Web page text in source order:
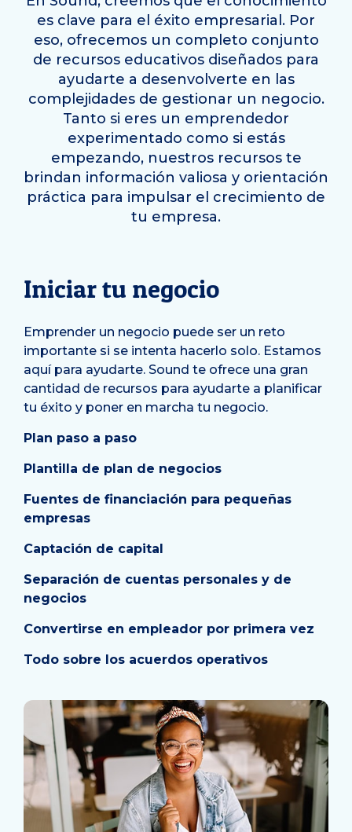
es clave para el éxito empresarial. Por
eso, ofrecemos un completo conjunto
de recursos educativos diseñados para
ayudarte a desenvolverte en las
complejidades de gestionar un negocio.
Tanto si eres un emprendedor
experimentado como si estás
empezando, nuestros recursos te
brindan información valiosa y orientación
práctica para impulsar el crecimiento de
tu empresa.
Iniciar tu negocio
Emprender un negocio puede ser un reto
importante si se intenta hacerlo solo. Estamos
aquí para ayudarte. Sound te ofrece una gran
cantidad de recursos para ayudarte a planificar
tu éxito y poner en marcha tu negocio.
Plan paso a paso
Plantilla de plan de negocios
Fuentes de financiación para pequeñas
empresas
Captación de capital
Separación de cuentas personales y de
negocios
Convertirse en empleador por primera vez
Todo sobre los acuerdos operativos